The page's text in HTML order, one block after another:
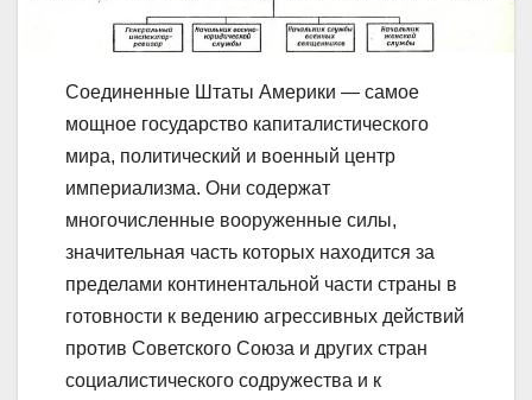
Соединенные Штаты Америки — самое
мощное государство капиталистического
мира, политический и военный центр
империализма. Они содержат
многочисленные вооруженные силы,
значительная часть которых находится за
пределами континентальной части страны в
готовности к ведению агрессивных действий
против Советского Союза и других стран
социалистического содружества и к